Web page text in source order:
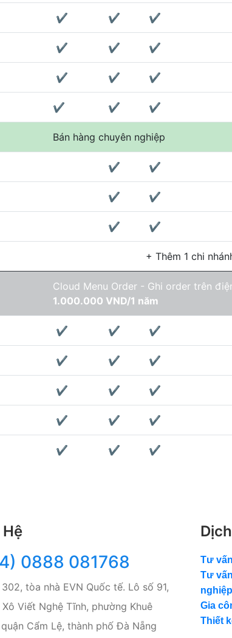
✔ ✔ ✔
✔ ✔ ✔
✔ ✔ ✔
✔ ✔ ✔
Bán hàng chuyên nghiệp
✔ ✔
✔ ✔
✔ ✔
+ Thêm 1 chi
Cloud Menu Order - Ghi order trên
1.000.000 VND/1 năm
✔ ✔ ✔
✔ ✔ ✔
✔ ✔ ✔
✔ ✔ ✔
✔ ✔ ✔
0888 081768
tòa nhà EVN Quốc tế. Lô số 91,
Viết Nghệ Tĩnh, phường Khuê
Cẩm Lệ, thành phố Đà Nẵng
Tư
Tư
nghiệp
Gia
Thiết